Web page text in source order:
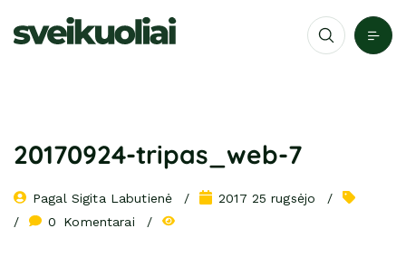
20170924-tripas_web-7
Pagal Sigita Labutienė
2017 25 rugsėjo
0
Komentarai